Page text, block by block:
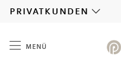
privatkunden
menü